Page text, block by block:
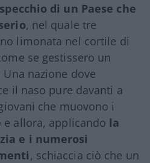
di un Paese che
, nel quale tre
limonata nel cortile di
se gestissero un
nazione dove
il naso pure davanti a
che muovono i
allora, applicando la
e i numerosi
, schiaccia ciò che un